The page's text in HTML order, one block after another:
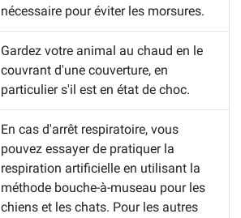
nécessaire pour éviter les morsures.
Gardez votre animal au chaud en le
couvrant d'une couverture, en
particulier s'il est en état de choc.
En cas d'arrêt respiratoire, vous
pouvez essayer de pratiquer la
respiration artificielle en utilisant la
méthode bouche-à-museau pour les
chiens et les chats. Pour les autres